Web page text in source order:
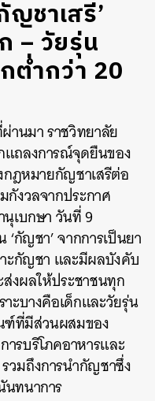
ชาเสรี’
– วัยรุ่น
ต่ำกว่า 20
านมา ราชวิทยาลัย
ถลงการณ์จุดยืนของ
กฎหมายกัญชาเสรีต่อ
กังวลจากประกาศ
เบกษา วันที่ 9
กัญชา’ จากการเป็นยา
ะกัญชา และมีผลบังคับ
งผลให้ประชาชนทุก
ะบางคือเด็กและวัยรุ่น
ฑ์ที่มีส่วนผสมของ
รบริโภคอาหารและ
วมถึงการนำกัญชาซึ่ง
นทนาการ